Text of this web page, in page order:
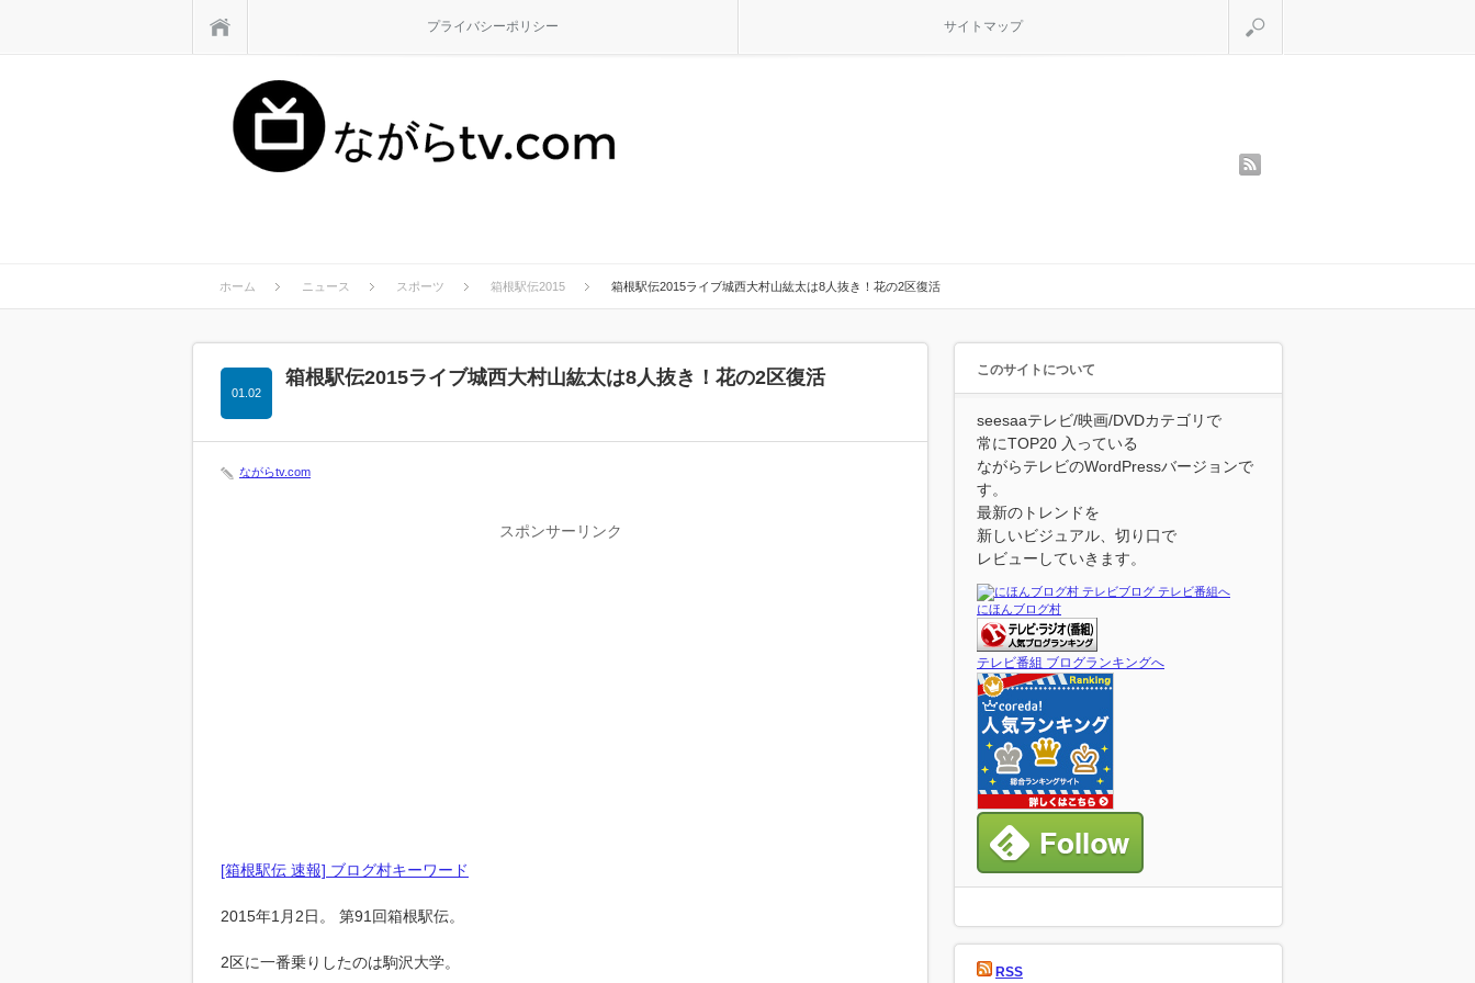
プライバシーポリシー サイトマップ
ホーム ニュース スポーツ 箱根駅伝2015 箱根駅伝2015ライブ城西大村山紘太は8人抜き！花の2区復活
箱根駅伝2015ライブ城西大村山紘太は8人抜き！花の2区復活
01.02
ながらtv.com
スポンサーリンク
[箱根駅伝 速報] ブログ村キーワード
2015年1月2日。 第91回箱根駅伝。
2区に一番乗りしたのは駒沢大学。
このサイトについて
seesaaテレビ/映画/DVDカテゴリで
常にTOP20 入っている
ながらテレビのWordPressバージョンで
す。
最新のトレンドを
新しいビジュアル、切り口で
レビューしていきます。
にほんブログ村
テレビ番組 ブログランキングへ
RSS